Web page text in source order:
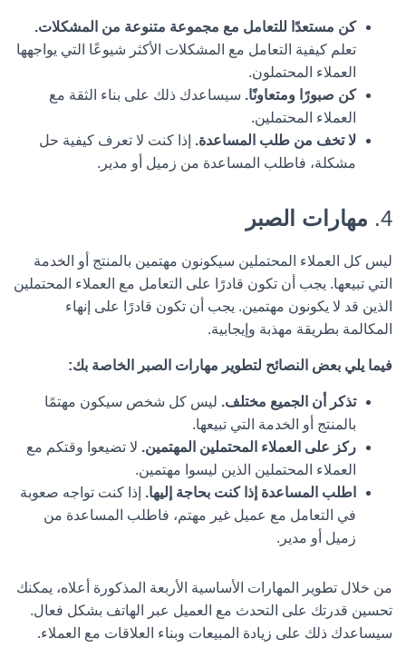
كن مستعدًا للتعامل مع مجموعة متنوعة من المشكلات.
تعلم كيفية التعامل مع المشكلات الأكثر شيوعًا التي يواجهها
العملاء المحتملون.
كن صبورًا ومتعاونًا. سيساعدك ذلك على بناء الثقة مع
العملاء المحتملين.
لا تخف من طلب المساعدة. إذا كنت لا تعرف كيفية حل
مشكلة، فاطلب المساعدة من زميل أو مدير.
4. مهارات الصبر
ليس كل العملاء المحتملين سيكونون مهتمين بالمنتج أو الخدمة
التي تبيعها. يجب أن تكون قادرًا على التعامل مع العملاء المحتملين
الذين قد لا يكونون مهتمين. يجب أن تكون قادرًا على إنهاء
المكالمة بطريقة مهذبة وإيجابية.
فيما يلي بعض النصائح لتطوير مهارات الصبر الخاصة بك:
تذكر أن الجميع مختلف. ليس كل شخص سيكون مهتمًا
بالمنتج أو الخدمة التي تبيعها.
ركز على العملاء المحتملين المهتمين. لا تضيعوا وقتكم مع
العملاء المحتملين الذين ليسوا مهتمين.
اطلب المساعدة إذا كنت بحاجة إليها. إذا كنت تواجه صعوبة
في التعامل مع عميل غير مهتم، فاطلب المساعدة من
زميل أو مدير.
من خلال تطوير المهارات الأساسية الأربعة المذكورة أعلاه، يمكنك
تحسين قدرتك على التحدث مع العميل عبر الهاتف بشكل فعال.
سيساعدك ذلك على زيادة المبيعات وبناء العلاقات مع العملاء.